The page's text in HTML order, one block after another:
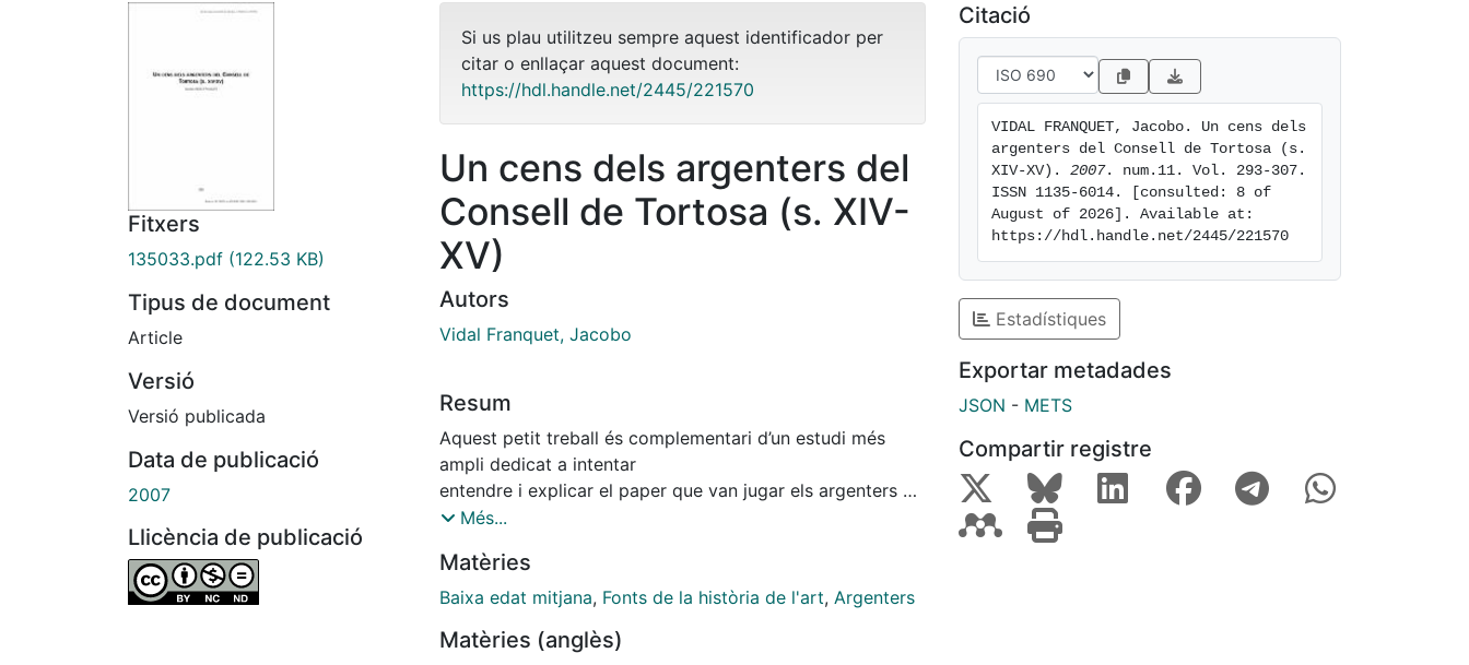
Fitxers
135033.pdf (122.53 KB)
Tipus de document
Article
Versió
Versió publicada
Data de publicació
2007
Llicència de publicació
Si us plau utilitzeu sempre aquest identificador per
citar o enllaçar aquest document:
https://hdl.handle.net/2445/221570
Un cens dels argenters del
Consell de Tortosa (s. XIV-
XV)
Autors
Vidal Franquet, Jacobo
Resum
Aquest petit treball és complementari d’un estudi més
ampli dedicat a intentar
entendre i explicar el paper que van jugar els argenters al
servei de la
simplement pretén presentar
una petita fitxa amb les dades bàsiques (no pas notícies
o vendes de propietats immobiliàries, d’animals, etcètera)
Més...
Matèries
Baixa edat mitjana, Fonts de la història de l'art, Argenters
Matèries (anglès)
Citació
VIDAL FRANQUET, Jacobo. Un cens dels
argenters del Consell de Tortosa (s.
XIV-XV). 2007. num.11. Vol. 293-307.
ISSN 1135-6014. [consulted: 8 of
August of 2026]. Available at:
https://hdl.handle.net/2445/221570
Estadístiques
Exportar metadades
JSON - METS
Compartir registre